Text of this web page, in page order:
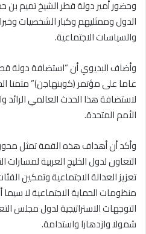
وحضور أمير دولة قطر الشيخ تميم
الدول وممثليهم وكبار الشخصيات
والسياسات الاجتماعية.
وأضاف البديوي أن “استضافة دولة
عاما على مؤتمر (كوبنهاجن)” مثمنا
لاستضافة هذا الحدث العالمي الرائد
الأمم المتحدة.
وأكد أن أهداف هذه القمة تمثل
التعاون لدول الخليج العربية لمسارات
تعزيز العدالة الاجتماعية وتمكين
منظومات الحماية الاجتماعية لا
التوجهات الاستراتيجية لدول مجلس
شمولا وازدهارا واستدامة.